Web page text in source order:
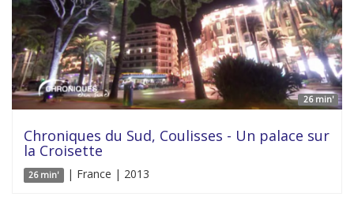
26 min'
Chroniques du Sud, Coulisses - Un palace sur
la Croisette
26 min' | France | 2013